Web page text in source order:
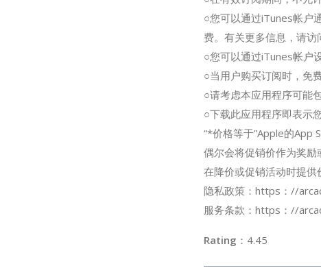
○您可以通过iTunes帐户
费。有关更多信息，请
○您可以通过iTunes帐户
○当用户购买订阅时，免
○请考虑本应用程序可能
○下载此应用程序即表示
“*价格等于”Apple的App
偶尔会将促销价作为奖
在降价或促销活动时提供
隐私政策：https：//
服务条款：https：//
Rating ：